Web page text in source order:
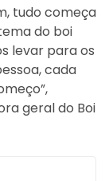
tudo começa
do boi
levar para os
cada
geral do Boi